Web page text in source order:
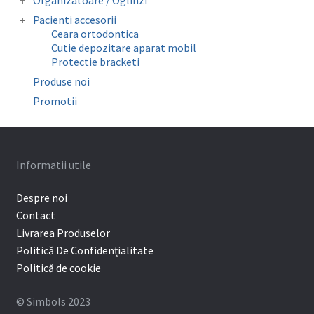
Pense
Sonde/Explorer/Director ligaturi
Folii copolyester / polypropylene /
Mouthguard Soft EVA
Surub expansiune
Oglinzi fotografie
Organizatoare
Pacienti accesorii
Ceara ortodontica
Cutie depozitare aparat mobil
Protectie bracketi
Produse noi
Promotii
Informatii utile
Despre noi
Contact
Livrarea Produselor
Politică De Confidențialitate
Politică de cookie
© Simbols 2023